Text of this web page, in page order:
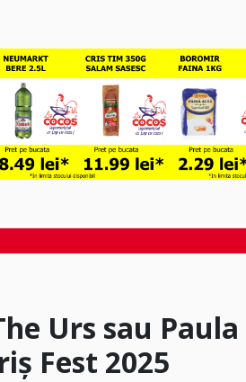
Urs sau Paula
Fest 2025